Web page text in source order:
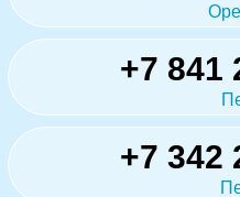
+7 841
+7 342